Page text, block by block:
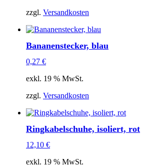
zzgl. Versandkosten
Bananenstecker, blau
0,27 €
exkl. 19 % MwSt.
zzgl. Versandkosten
Ringkabelschuhe, isoliert, rot
12,10 €
exkl. 19 % MwSt.